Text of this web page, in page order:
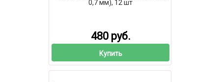
0,7 мм), 12 шт
480 руб.
Купить